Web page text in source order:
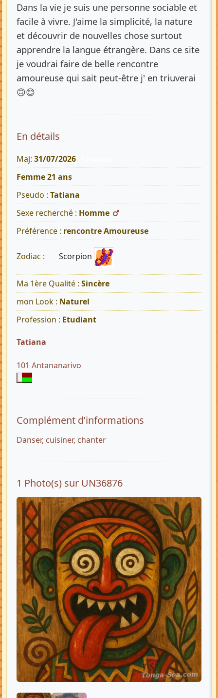
Dans la vie je suis une personne sociable et
facile à vivre. J'aime la simplicité, la nature
et découvrir de nouvelles chose surtout
apprendre la langue étrangère. Dans ce site
je voudrai faire de belle rencontre
amoureuse qui sait peut-être j' en triuverai
🙃😊
En détails
Maj: 31/07/2026
Femme 21 ans
Pseudo : Tatiana
Sexe recherché : Homme
Préférence : rencontre Amoureuse
Zodiac : Scorpion
Ma 1ère Qualité : Sincère
mon Look : Naturel
Profession : Etudiant
Tatiana
101 Antananarivo
Complément d’informations
Danser, cuisiner, chanter
1 Photo(s) sur UN36876